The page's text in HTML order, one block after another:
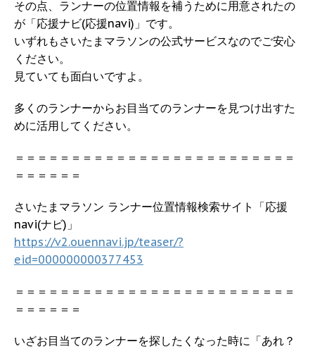
その点、ランナーの位置情報を補うために用意されたの
が「応援ナビ(応援navi)」です。
いずれもさいたまマラソンの公式サービスなのでご安心
ください。
見ていても面白いですよ。
多くのランナーからお目当てのランナーを見つけ出すた
めに活用してください。
＝＝＝＝＝＝＝＝＝＝＝＝＝＝＝＝＝＝＝＝＝＝＝＝＝
＝＝＝＝＝＝
さいたまマラソン ランナー位置情報検索サイト「応援
navi(ナビ)」
https://v2.ouennavi.jp/teaser/?
eid=000000000377453
＝＝＝＝＝＝＝＝＝＝＝＝＝＝＝＝＝＝＝＝＝＝＝＝＝
＝＝＝＝＝＝
いざお目当てのランナーを探したくなった時に「あれ？